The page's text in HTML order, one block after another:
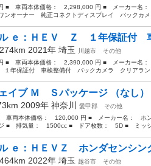
■ 車両本体価格： 2,298,000 円 ■ メーカー名
オーナー 純正コネクトディスプレイ バックカメ
ル ｅ：ＨＥＶ Ｚ １年保証付
2021年 埼玉 川越市
その他
■ 車両本体価格： 2,390,000 円 ■ メーカー名
年保証付 車検整備付 バックカメラ クリアラン
イブ Ｍ Ｓパッケージ （なし）
2009年 神奈川 愛甲郡
その他
車両本体価格： 120,000 円 ■ メーカー名： ホ
■ 排気量： 1500cc ■ ドア枚数： 5D ■ ミッシ
ｅ：ＨＥＶＺ ホンダセンシン
2022年 埼玉 越谷市
その他